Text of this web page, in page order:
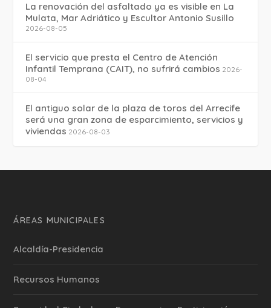
La renovación del asfaltado ya es visible en La
Mulata, Mar Adriático y Escultor Antonio Susillo
2026-08-05
El servicio que presta el Centro de Atención
Infantil Temprana (CAIT), no sufrirá cambios 2026-
08-04
El antiguo solar de la plaza de toros del Arrecife
será una gran zona de esparcimiento, servicios y
viviendas 2026-08-03
ÁREAS MUNICIPALES
Alcaldía-Presidencia
Recursos Humanos